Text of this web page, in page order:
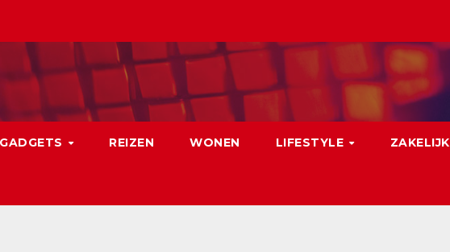
GADGETS REIZEN WONEN LIFESTYLE ZAKELIJK